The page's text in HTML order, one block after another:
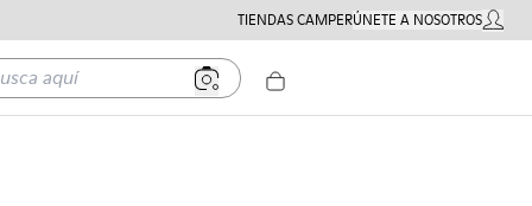
TIENDAS CAMPERÚNETE A NOSOTROSMI
aquí